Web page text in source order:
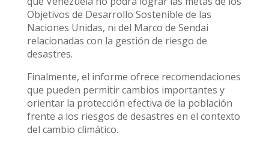
Objetivos de Desarrollo Sostenible de las
Naciones Unidas, ni del Marco de Sendai
relacionadas con la gestión de riesgo de
desastres.
Finalmente, el informe ofrece recomendaciones
que pueden permitir cambios importantes y
orientar la protección efectiva de la población
frente a los riesgos de desastres en el contexto
del cambio climático.